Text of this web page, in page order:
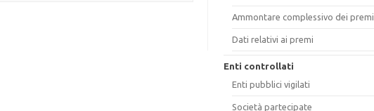
Ammontare complessivo dei premi
Dati relativi ai premi
Enti controllati
Enti pubblici vigilati
Società partecipate